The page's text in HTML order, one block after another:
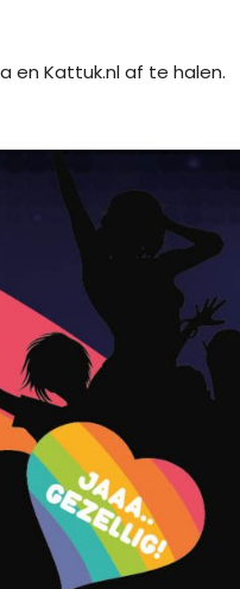
en Kattuk.nl af te halen.